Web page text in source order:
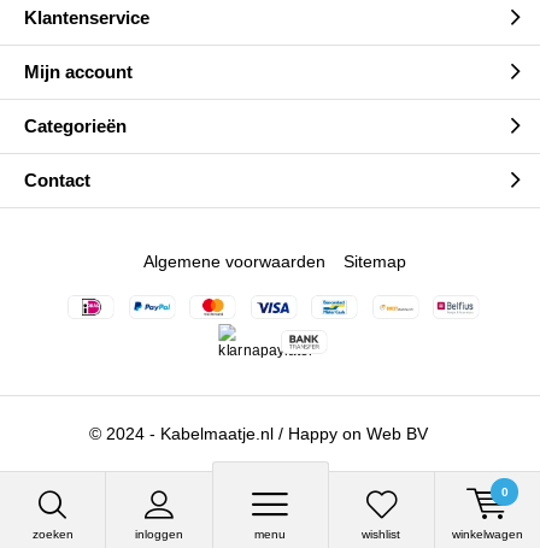
zoeken inloggen menu wishlist winkelwagen
0
Klantenservice
Mijn account
Categorieën
Contact
© 2024 - Kabelmaatje.nl / Happy on Web BV
Algemene voorwaarden Sitemap